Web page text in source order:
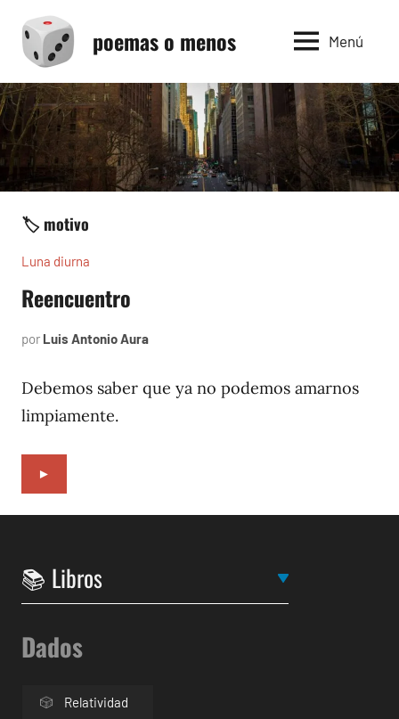
contenido
poemas o menos Menú
🏷️ motivo
Luna diurna
Reencuentro
por Luis Antonio Aura
2002
Debemos saber que ya no podemos amarnos
limpiamente.
►
Dados
Relatividad